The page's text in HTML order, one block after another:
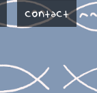
contact